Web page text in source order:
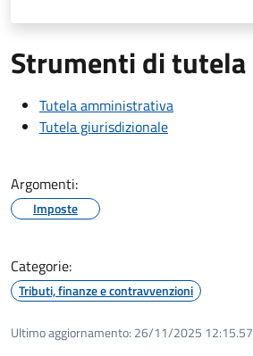
Strumenti di tutela
Tutela amministrativa
Tutela giurisdizionale
Argomenti:
Imposte
Categorie:
Tributi, finanze e contravvenzioni
Ultimo aggiornamento: 26/11/2025 12:15.57